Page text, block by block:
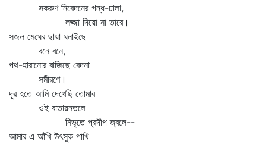
সকরুণ নিবেদনের গন্ধ-ঢালা,
লজ্জা দিয়ো না তারে।
সজল মেঘের ছায়া ঘনাইছে
বনে বনে,
পথ-হারানোর বাজিছে বেদনা
সমীরণে।
দূর হতে আমি দেখেছি তোমার
ওই বাতায়নতলে
নিভৃতে প্রদীপ জ্বলে--
আমার এ আঁখি উৎসুক পাখি